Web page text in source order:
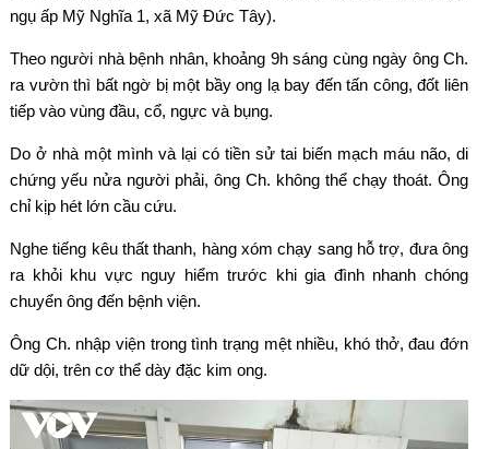
ngụ ấp Mỹ Nghĩa 1, xã Mỹ Đức Tây).
Theo người nhà bệnh nhân, khoảng 9h sáng cùng ngày ông Ch.
ra vườn thì bất ngờ bị một bầy ong lạ bay đến tấn công, đốt liên
tiếp vào vùng đầu, cổ, ngực và bụng.
Do ở nhà một mình và lại có tiền sử tai biến mạch máu não, di
chứng yếu nửa người phải, ông Ch. không thể chạy thoát. Ông
chỉ kịp hét lớn cầu cứu.
Nghe tiếng kêu thất thanh, hàng xóm chạy sang hỗ trợ, đưa ông
ra khỏi khu vực nguy hiểm trước khi gia đình nhanh chóng
chuyển ông đến bệnh viện.
Ông Ch. nhập viện trong tình trạng mệt nhiều, khó thở, đau đớn
dữ dội, trên cơ thể dày đặc kim ong.